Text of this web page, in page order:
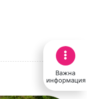
Важна
информация